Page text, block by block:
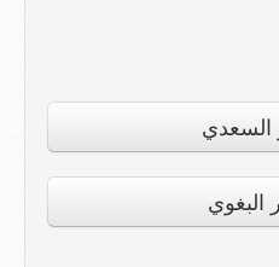
السعدي
البغوي